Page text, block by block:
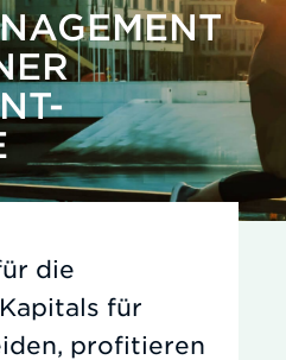
die
für
profitieren